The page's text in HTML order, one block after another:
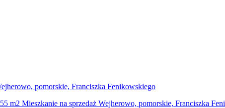
55 m2 Mieszkanie na sprzedaż Wejherowo, pomorskie, Franciszka